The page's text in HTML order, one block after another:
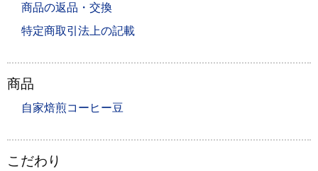
商品の返品・交換
特定商取引法上の記載
商品
自家焙煎コーヒー豆
こだわり